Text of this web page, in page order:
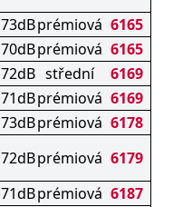
73dBprémiová 6165
70dBprémiová 6165
72dB střední
6169
71dBprémiová 6169
73dBprémiová 6178
72dBprémiová 6179
71dBprémiová 6187